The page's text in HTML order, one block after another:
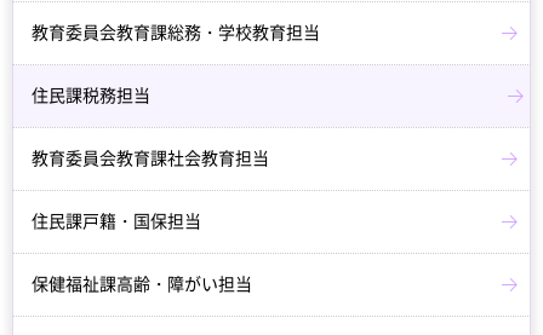
教育委員会教育課総務・学校教育担当
住民課税務担当
教育委員会教育課社会教育担当
住民課戸籍・国保担当
保健福祉課高齢・障がい担当